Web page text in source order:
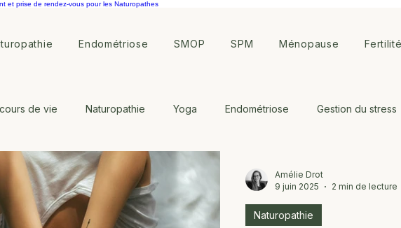
et prise de rendez-vous pour les Naturopathes
Endométriose SMOP SPM Ménopause Fertilité
de vie Naturopathie Yoga Endométriose Gestion du stress
Microbiote Symptothermie
Naturopathie
Amélie Drot
9 juin 2025
2 min de lecture